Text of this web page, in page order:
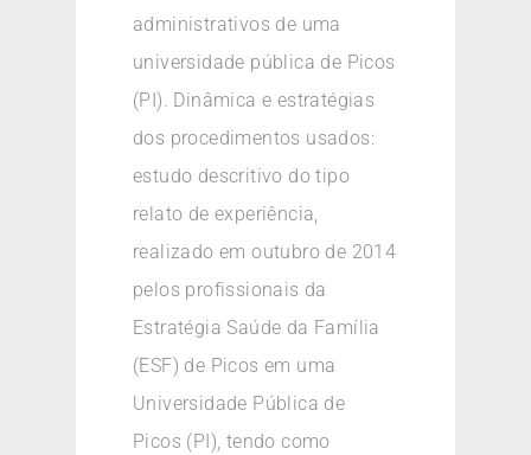
administrativos de uma
universidade pública de Picos
(PI). Dinâmica e estratégias
dos procedimentos usados:
estudo descritivo do tipo
relato de experiência,
realizado em outubro de 2014
pelos profissionais da
Estratégia Saúde da Família
(ESF) de Picos em uma
Universidade Pública de
Picos (PI), tendo como